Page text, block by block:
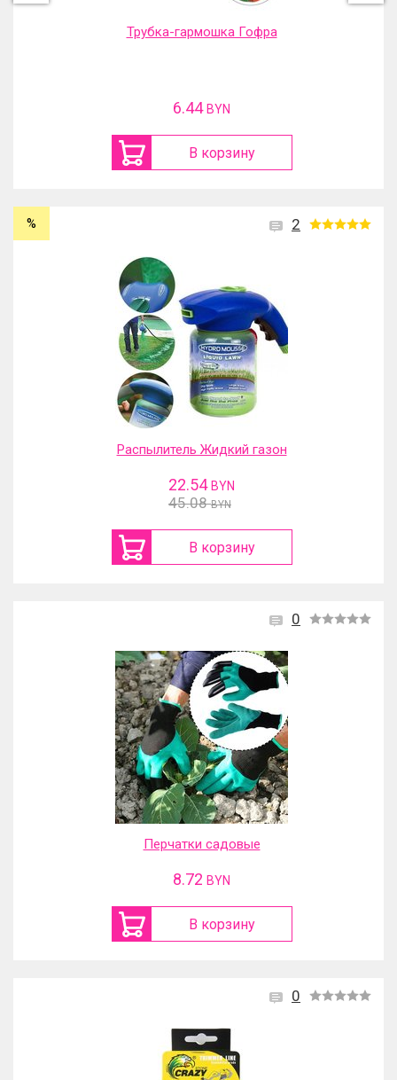
Трубка-гармошка Гофра
6.44 BYN
В корзину
2
%
Распылитель Жидкий газон
22.54 BYN
45.08 BYN
В корзину
0
Перчатки садовые
8.72 BYN
В корзину
0